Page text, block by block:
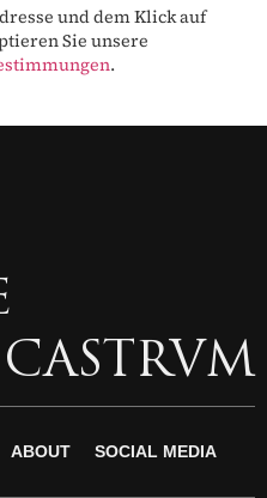
und dem Klick auf
Sie unsere
.
CASTRVM
ABOUT SOCIAL MEDIA